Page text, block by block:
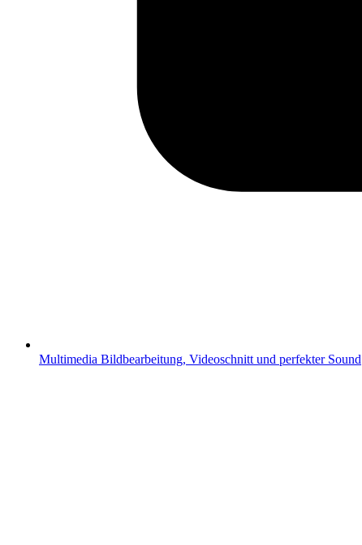
Multimedia Bildbearbeitung, Videoschnitt und perfekter Sound